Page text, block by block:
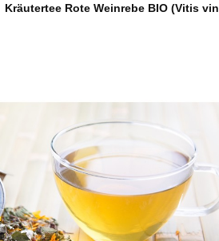
Kräutertee Rote Weinrebe BIO (Vitis